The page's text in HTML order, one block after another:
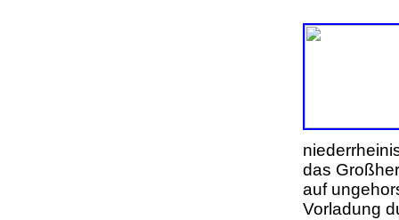
das
auf
Vorladung